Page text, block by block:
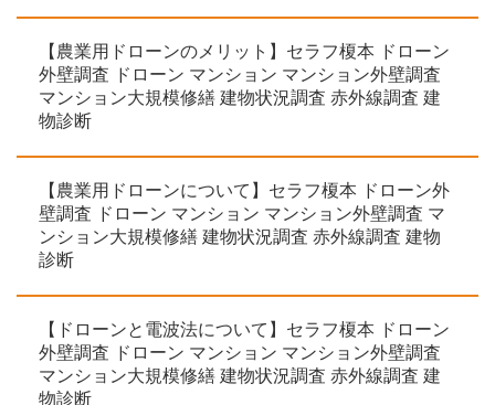
【農業用ドローンのメリット】セラフ榎本 ドローン
外壁調査 ドローン マンション マンション外壁調査
マンション大規模修繕 建物状況調査 赤外線調査 建
物診断
【農業用ドローンについて】セラフ榎本 ドローン外
壁調査 ドローン マンション マンション外壁調査 マ
ンション大規模修繕 建物状況調査 赤外線調査 建物
診断
【ドローンと電波法について】セラフ榎本 ドローン
外壁調査 ドローン マンション マンション外壁調査
マンション大規模修繕 建物状況調査 赤外線調査 建
物診断